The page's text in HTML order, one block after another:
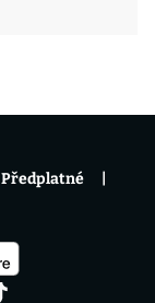
Předplatné